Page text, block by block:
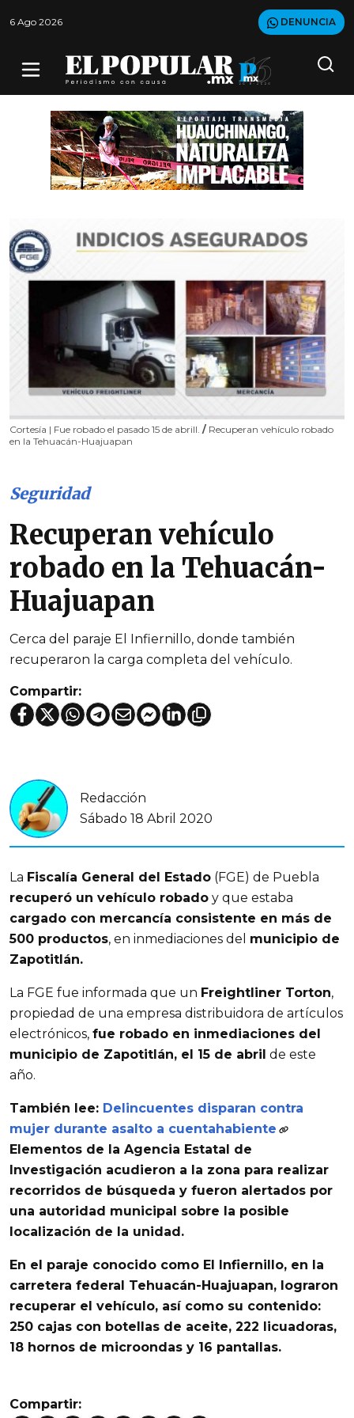
6 Ago 2026 DENUNCIA
Cortesía | Fue robado el pasado 15 de abrill. / Recuperan vehículo robado
en la Tehuacán-Huajuapan
Seguridad
Recuperan vehículo
robado en la Tehuacán-
Huajuapan
Cerca del paraje El Infiernillo, donde también
recuperaron la carga completa del vehículo.
Compartir:
Redacción
Sábado 18 Abril 2020
La Fiscalía General del Estado (FGE) de Puebla
recuperó un vehículo robado y que estaba
cargado con mercancía consistente en más de
500 productos, en inmediaciones del municipio de
Zapotitlán.
La FGE fue informada que un Freightliner Torton,
propiedad de una empresa distribuidora de artículos
electrónicos, fue robado en inmediaciones del
municipio de Zapotitlán, el 15 de abril de este
año.
También lee: Delincuentes disparan contra
mujer durante asalto a cuentahabiente
Elementos de la Agencia Estatal de
Investigación acudieron a la zona para realizar
recorridos de búsqueda y fueron alertados por
una autoridad municipal sobre la posible
localización de la unidad .
En el paraje conocido como El Infiernillo, en la
carretera federal Tehuacán-Huajuapan, lograron
recuperar el vehículo, así como su contenido:
250 cajas con botellas de aceite, 222 licuadoras,
18 hornos de microondas y 16 pantallas.
Compartir: